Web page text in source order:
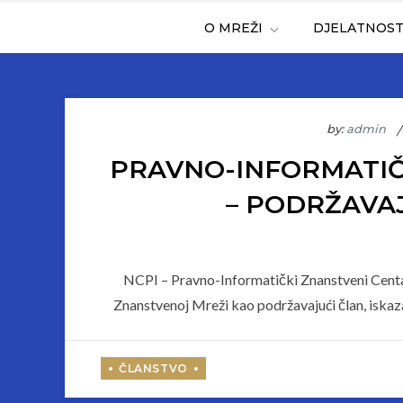
O MREŽI DJELATNOST
by:admin
PRAVNO-
–
NCPI – Pravno-Informatički Znanstveni
Znanstvenoj Mreži kao podržavajući član,